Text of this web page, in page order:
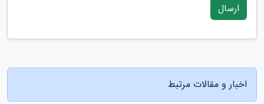
ارسال
اخبار و مقالات مرتبط